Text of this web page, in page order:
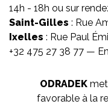
14h - 18h ou sur
Saint-Gilles : Rue
Ixelles : Rue Paul
+32 475 27 38 77 —
ODRADEK
favorable à la